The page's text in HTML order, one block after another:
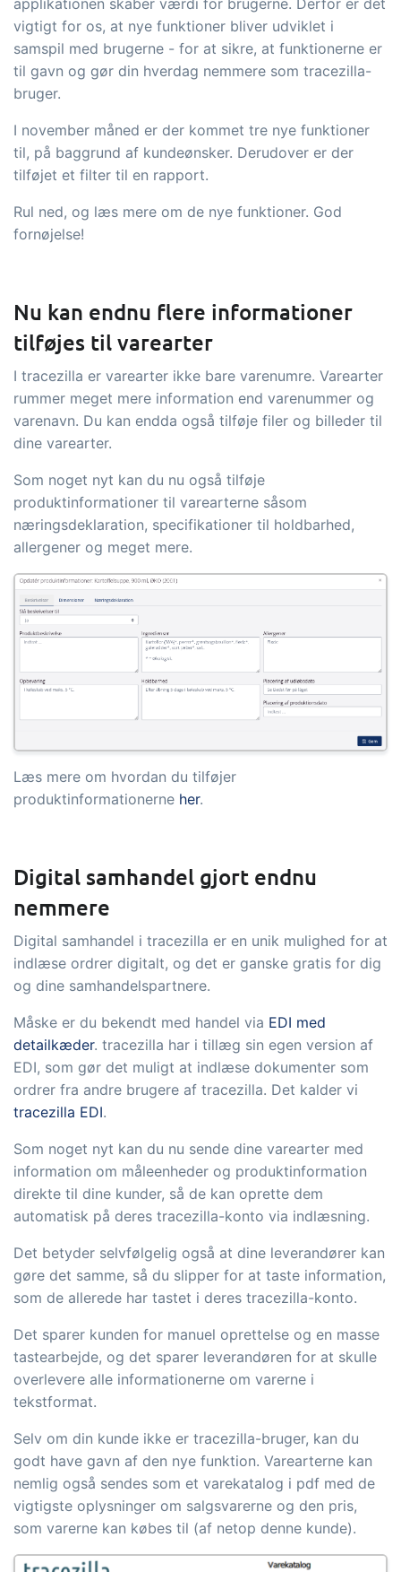
bæredygtig og certificeret
fødevarevirksomhed
B2B Commerce kan fungere som
sælgerportal, leverandørportal eller
Opgaver & kontroller
ordrestyring - helt digitalt
Power Pack
Lav din egen opsætning af dokumenter
og labels, sidevisninger, dataudtræk,
rapporter og indlejrede dashboards!
Connect
Masser af muligheder for automatik og
tilpassede flows via udveksling af filer
og data med andre systemer og
enheder
applikationen skaber værdi for brugerne. Derfor er det
vigtigt for os, at nye funktioner bliver udviklet i
samspil med brugerne - for at sikre, at funktionerne er
til gavn og gør din hverdag nemmere som tracezilla-
bruger.
I november måned er der kommet tre nye funktioner
til, på baggrund af kundeønsker. Derudover er der
tilføjet et filter til en rapport.
Rul ned, og læs mere om de nye funktioner. God
fornøjelse!
Nu kan endnu flere informationer
tilføjes til varearter
I tracezilla er varearter ikke bare varenumre. Varearter
rummer meget mere information end varenummer og
varenavn. Du kan endda også tilføje filer og billeder til
dine varearter.
Som noget nyt kan du nu også tilføje
produktinformationer til varearterne såsom
næringsdeklaration, specifikationer til holdbarhed,
allergener og meget mere.
Læs mere om hvordan du tilføjer
produktinformationerne her.
Digital samhandel gjort endnu
nemmere
Digital samhandel i tracezilla er en unik mulighed for at
indlæse ordrer digitalt, og det er ganske gratis for dig
og dine samhandelspartnere.
Måske er du bekendt med handel via EDI med
detailkæder. tracezilla har i tillæg sin egen version af
EDI, som gør det muligt at indlæse dokumenter som
ordrer fra andre brugere af tracezilla. Det kalder vi
tracezilla EDI.
Som noget nyt kan du nu sende dine varearter med
information om måleenheder og produktinformation
direkte til dine kunder, så de kan oprette dem
automatisk på deres tracezilla-konto via indlæsning.
Det betyder selvfølgelig også at dine leverandører kan
gøre det samme, så du slipper for at taste information,
som de allerede har tastet i deres tracezilla-konto.
Det sparer kunden for manuel oprettelse og en masse
tastearbejde, og det sparer leverandøren for at skulle
overlevere alle informationerne om varerne i
tekstformat.
Selv om din kunde ikke er tracezilla-bruger, kan du
godt have gavn af den nye funktion. Varearterne kan
nemlig også sendes som et varekatalog i pdf med de
vigtigste oplysninger om salgsvarerne og den pris,
som varerne kan købes til (af netop denne kunde).